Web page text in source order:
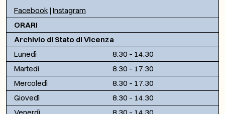
Facebook | Instagram
ORARI
Archivio di Stato di Vicenza
Lunedì
8.30 – 14.30
Martedì
8.30 – 17.30
Mercoledì
8.30 – 17.30
Giovedì
8.30 – 14.30